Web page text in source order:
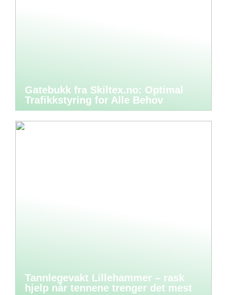
Gatebukk fra Skiltex.no: Optimal
Trafikkstyring for Alle Behov
Tannlegevakt Lillehammer – rask
hjelp når tennene trenger det mest